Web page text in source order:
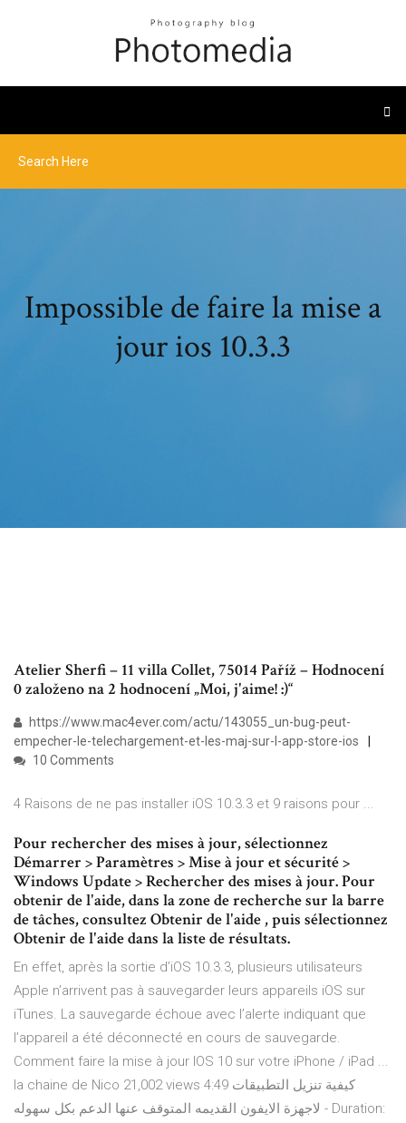
Impossible de faire la mise a
jour ios 10.3.3
Atelier Sherfi – 11 villa Collet, 75014 Paříž – Hodnocení
0 založeno na 2 hodnocení „Moi, j'aime! :)“
https://www.mac4ever.com/actu/143055_un-bug-peut-
empecher-le-telechargement-et-les-maj-sur-l-app-store-ios
10 Comments
4 Raisons de ne pas installer iOS 10.3.3 et 9 raisons pour ...
Pour rechercher des mises à jour, sélectionnez
Démarrer > Paramètres > Mise à jour et sécurité >
Windows Update > Rechercher des mises à jour. Pour
obtenir de l'aide, dans la zone de recherche sur la barre
de tâches, consultez Obtenir de l'aide , puis sélectionnez
Obtenir de l'aide dans la liste de résultats.
En effet, après la sortie d’iOS 10.3.3, plusieurs utilisateurs
Apple n’arrivent pas à sauvegarder leurs appareils iOS sur
iTunes. La sauvegarde échoue avec l’alerte indiquant que
l’appareil a été déconnecté en cours de sauvegarde.
Comment faire la mise à jour IOS 10 sur votre iPhone / iPad ...
la chaine de Nico 21,002 views 4:49 كيفية تنزيل التطبيقات
لاجهزة الايفون القديمه المتوقف عنها الدعم بكل سهوله - Duration: